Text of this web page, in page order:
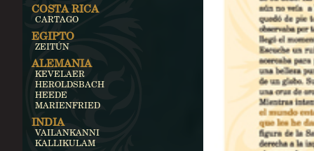
COSTA RICA
CARTAGO
EGIPTO
ZEITÚN
ALEMANIA
KEVELAER
HEROLDSBACH
HEEDE
MARIENFRIED
INDIA
VAILANKANNI
KALLIKULAM